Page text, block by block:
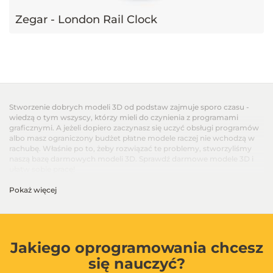
Zegar - London Rail Clock
Stworzenie dobrych modeli 3D od podstaw zajmuje sporo czasu -
wiedzą o tym wszyscy, którzy mieli do czynienia z programami
graficznymi. A jeżeli dopiero zaczynasz się uczyć obsługi programów
albo masz ograniczony budżet płatne modele raczej nie wchodzą w
rachubę. Właśnie po to, żeby rozwiązać te problemy, stworzyliśmy
Pokaż więcej
Jakiego oprogramowania chcesz
się nauczyć?